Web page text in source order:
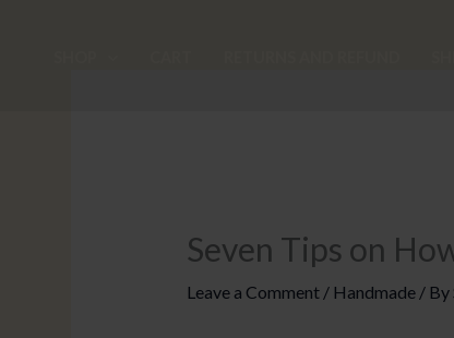
Seven Tips on
Leave a Comment / Handmade / By